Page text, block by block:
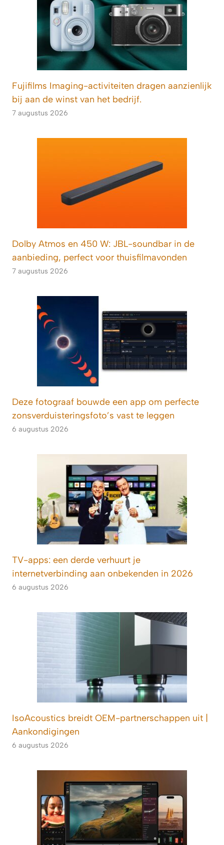
Fujifilms Imaging-activiteiten dragen aanzienlijk
bij aan de winst van het bedrijf.
7 augustus 2026
Dolby Atmos en 450 W: JBL-soundbar in de
aanbieding, perfect voor thuisfilmavonden
7 augustus 2026
Deze fotograaf bouwde een app om perfecte
zonsverduisteringsfoto’s vast te leggen
6 augustus 2026
TV-apps: een derde verhuurt je
internetverbinding aan onbekenden in 2026
6 augustus 2026
IsoAcoustics breidt OEM-partnerschappen uit |
Aankondigingen
6 augustus 2026